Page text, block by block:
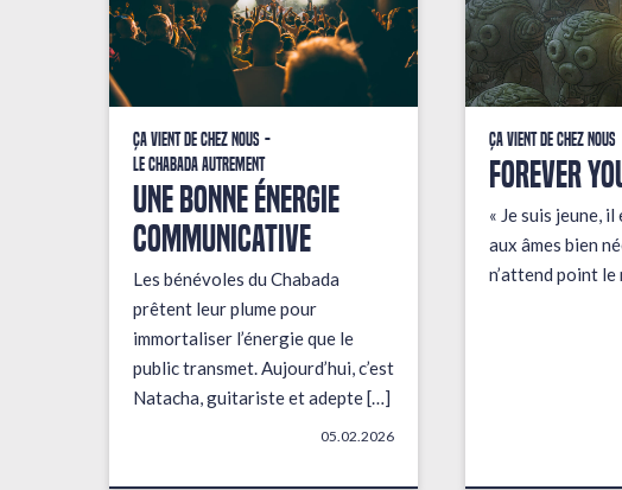
Ça vient de chez nous
Le Chabada autrement
une bonne énergie
communicative
Les bénévoles du Chabada
prêtent leur plume pour
immortaliser l’énergie que le
public transmet. Aujourd’hui, c’est
Natacha, guitariste et adepte […]
05.02.2026
Ça vient de chez nous
FOREVER
« Je suis jeune,
aux âmes bien
n’attend point